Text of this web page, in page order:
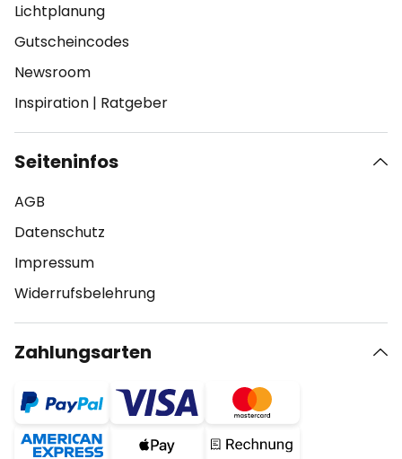
Lichtplanung
Gutscheincodes
Newsroom
Inspiration | Ratgeber
Seiteninfos
AGB
Datenschutz
Impressum
Widerrufsbelehrung
Zahlungsarten